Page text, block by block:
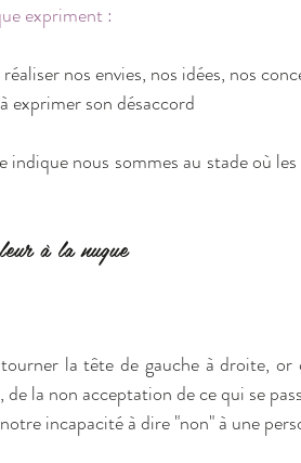
expriment :
nos envies, nos idées, nos
exprimer son désaccord
indique nous sommes au stade où
à la nuque
la tête de gauche à droite,
de la non acceptation de ce qui se
incapacité à dire "non" à une